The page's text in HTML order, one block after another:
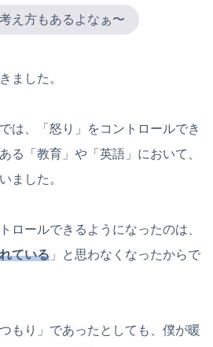
え方もあるよなぁ〜
ました。
は、「怒り」をコントロールでき
る「教育」や「英語」において、
ました。
ロールできるようになったのは、
ている 」と思わなくなったからで
もり」であったとしても、僕が暖